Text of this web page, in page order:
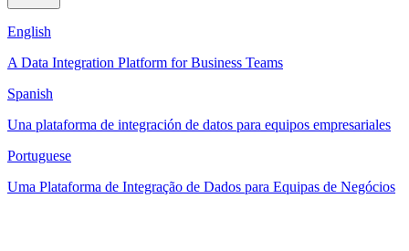
English
A Data Integration Platform for Business Teams
Spanish
Una plataforma de integración de datos para equipos empresariales
Portuguese
Uma Plataforma de Integração de Dados para Equipas de Negócios